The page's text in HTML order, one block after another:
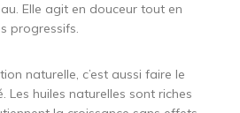
Elle agit en douceur tout en
progressifs.
naturelle, c’est aussi faire le
Les huiles naturelles sont riches